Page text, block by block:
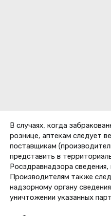
В случаях, когда
рознице, аптекам следует
поставщикам
представить в
Росздравнадзора
Производителям также
надзорному органу
уничтожении указанных